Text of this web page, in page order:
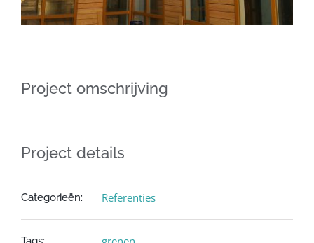
Project omschrijving
Project details
Categorieën: Referenties